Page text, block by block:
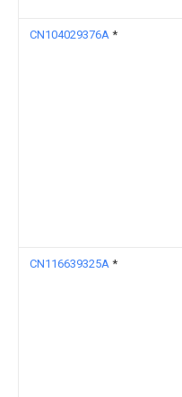
CN104029376A *
CN116639325A *